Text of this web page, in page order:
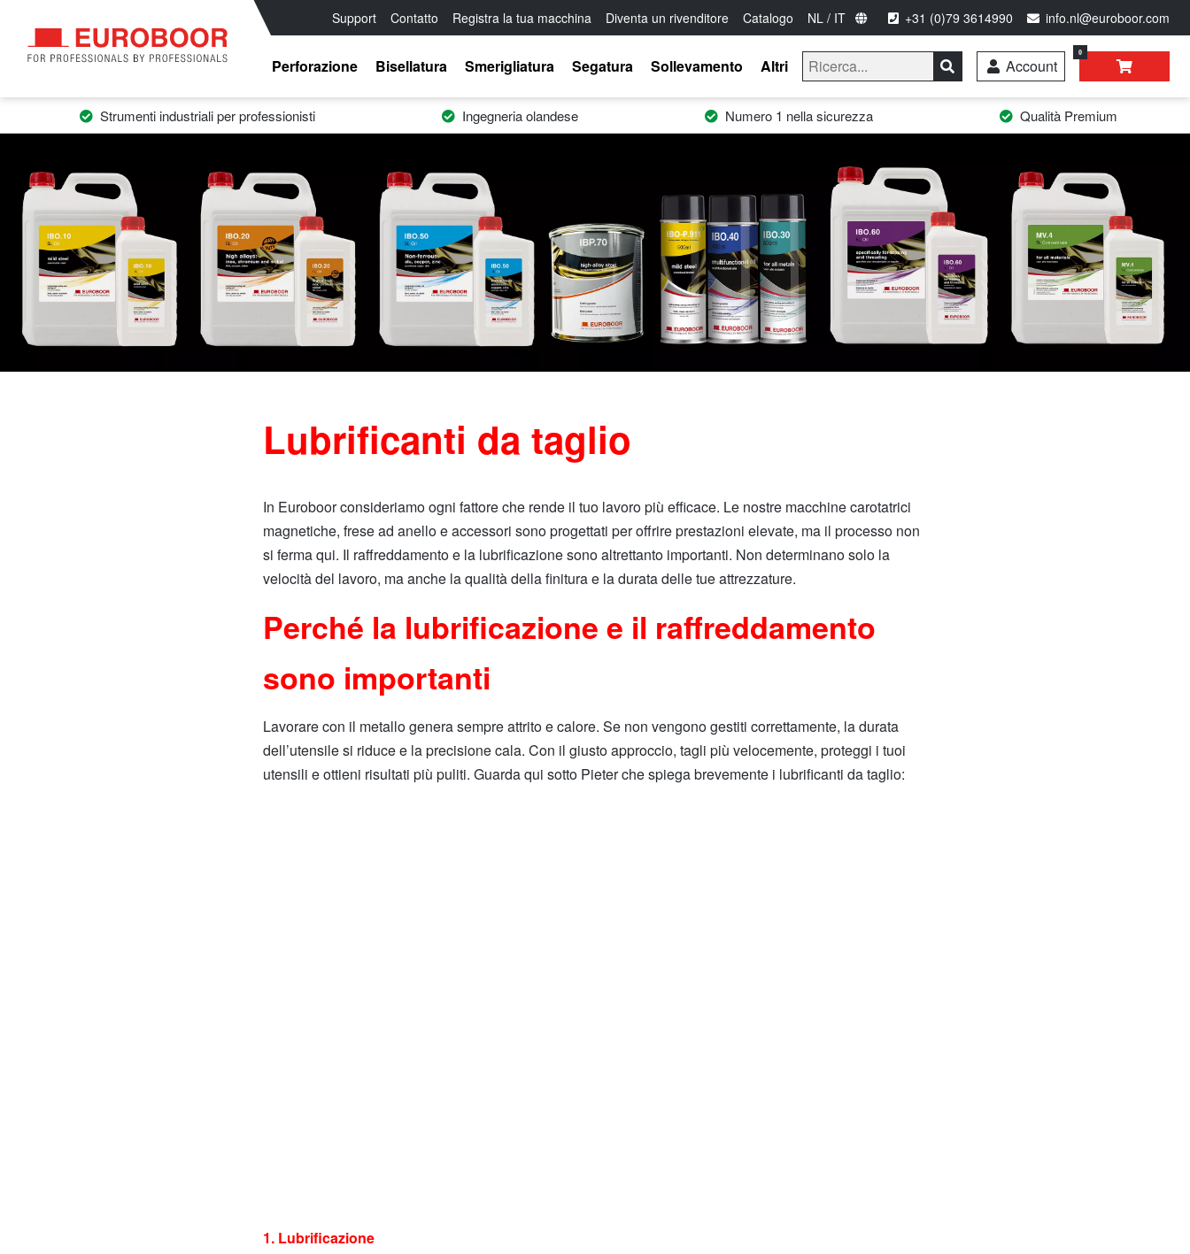
Support Contatto Registra la tua macchina Diventa un rivenditore Catalogo NL / IT +31 (0)79 3614990 info.nl@euroboor.com
Perforazione Bisellatura Smerigliatura Segatura Sollevamento Altri Account
0
Strumenti industriali per professionisti Ingegneria olandese Numero 1 nella sicurezza Qualità Premium
Lubrificanti da taglio
In Euroboor consideriamo ogni fattore che rende il tuo lavoro più efficace. Le nostre macchine carotatrici
magnetiche, frese ad anello e accessori sono progettati per offrire prestazioni elevate, ma il processo non
si ferma qui. Il raffreddamento e la lubrificazione sono altrettanto importanti. Non determinano solo la
velocità del lavoro, ma anche la qualità della finitura e la durata delle tue attrezzature.
Perché la lubrificazione e il raffreddamento
sono importanti
Lavorare con il metallo genera sempre attrito e calore. Se non vengono gestiti correttamente, la durata
dell’utensile si riduce e la precisione cala. Con il giusto approccio, tagli più velocemente, proteggi i tuoi
utensili e ottieni risultati più puliti. Guarda qui sotto Pieter che spiega brevemente i lubrificanti da taglio:
1. Lubrificazione